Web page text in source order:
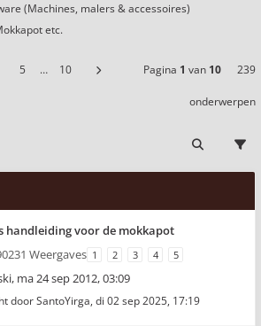
(Machines, malers & accessoires)
etc.
5 … 10 Pagina 1 van 10 239
onderwerpen
handleiding voor de mokkapot
Weergaves 1 2 3 4 5
, ma 24 sep 2012, 03:09
doorSantoYirga, di 02 sep 2025, 17:19